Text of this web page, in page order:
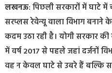
लखनऊ: पिछली सरकारों में घाटे में
सरप्लस रेवेन्यू वाला विभाग बनाने
कदम उठा रही है। योगी सरकार
में वर्ष 2017 से पहले जहां दर्जनों
वह न केवल घाटे से उबरे हैं बल्कि